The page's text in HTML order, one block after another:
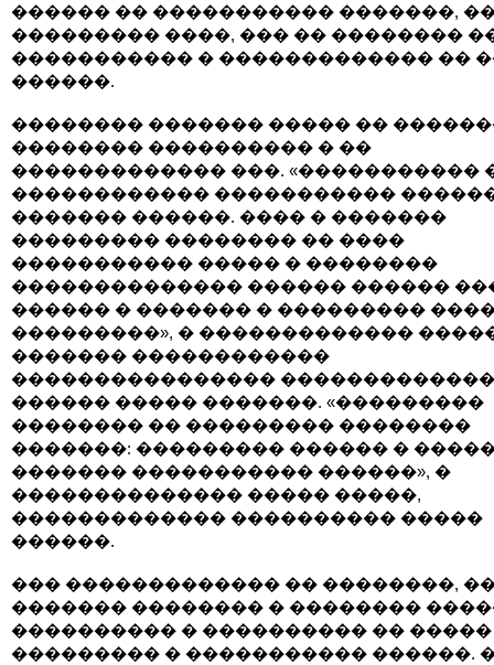
������ �� ����������� �������,
��������� ����, ��� �� ��������
����������� � ������������� ��
������.
�������� ������� ����� ��
�������� ���������� � ��
������������� ���. «�����������
������������ �����������
������� ������. ���� � �������
��������� �������� �� ����
����������� ����� � ��������
�������������� ������ ������
������ � ������� � ���������
���������», � �������������
������� ������������
����������������
������ ����� �������. «���������
�������� �� ��������� ��������
�������: ��������� ������ �
������� ����������� ������», �
�������������� ����� �����,
������������� ���������� �����
������.
��� ������������� �� ��������,
������� �������� � ��������
���������� � ���������� �� �����
��������� � ����������� ������.